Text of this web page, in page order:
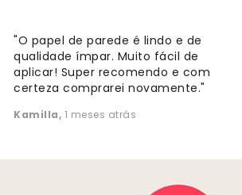
"O papel de parede é lindo e de
qualidade ímpar. Muito fácil de
aplicar! Super recomendo e com
certeza comprarei novamente."
Kamilla, 1 meses atrás